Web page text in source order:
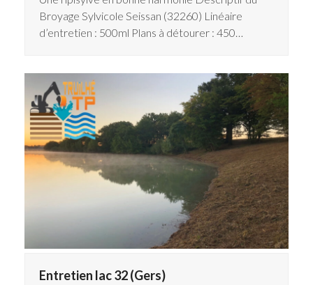
Broyage Sylvicole Seissan (32260) Linéaire
d’entretien : 500ml Plans à détourer : 450…
Entretien lac 32 (Gers)